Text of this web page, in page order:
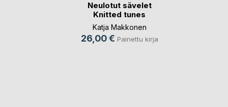
Neulotut sävelet
Knitted tunes
Katja Makkonen
26,00 € Painettu kirja